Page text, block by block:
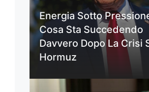
Energia Sotto
Cosa Sta Succedendo
Davvero Dopo La Crisi
Hormuz